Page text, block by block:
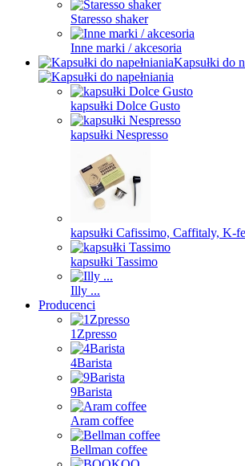
Staresso shaker
Inne marki / akcesoria
Kapsułki do
kapsułki Dolce Gusto
kapsułki Nespresso
kapsułki Cafissimo, Caffitaly, K-
kapsułki Tassimo
Illy ...
Producenci
1Zpresso
4Barista
9Barista
Aram coffee
Bellman coffee